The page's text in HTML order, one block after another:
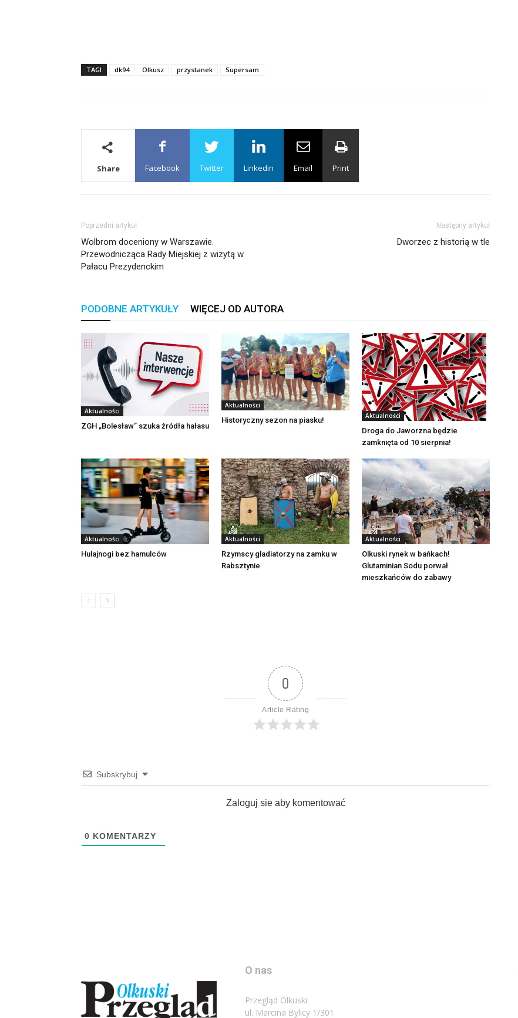
TAGI dk94 Olkusz przystanek Supersam
Share Facebook Twitter Linkedin Email Print
Poprzedni artykuł
Wolbrom doceniony w Warszawie.
Przewodnicząca Rady Miejskiej z wizytą w
Pałacu Prezydenckim
Następny artykuł
Dworzec z historią w tle
PODOBNE ARTYKUŁY WIĘCEJ OD AUTORA
Aktualności
ZGH „Bolesław” szuka źródła hałasu
Aktualności
Historyczny sezon na piasku! Aktualności
Droga do Jaworzna będzie
zamknięta od 10 sierpnia!
Aktualności
Hulajnogi bez hamulców
Aktualności
Rzymscy gladiatorzy na zamku w
Rabsztynie
Aktualności
Olkuski rynek w bańkach!
Glutaminian Sodu porwał
mieszkańców do zabawy
0
Article Rating
Subskrybuj
Zaloguj sie aby komentować
0 KOMENTARZY
O nas
Przegląd Olkuski
ul. Marcina Bylicy 1/301